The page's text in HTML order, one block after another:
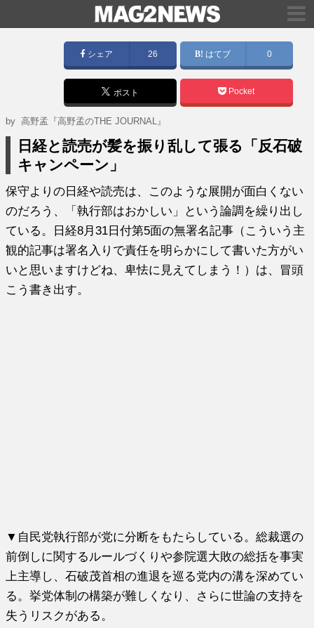
シェア 26 はてブ 0
ポスト Pocket
by高野孟『高野孟のTHE JOURNAL』
日経と読売が髪を振り乱して張る「反石破
キャンペーン」
保守よりの日経や読売は、このような展開が面白くない
のだろう、「執行部はおかしい」という論調を繰り出し
ている。日経8月31日付第5面の無署名記事（こういう主
観的記事は署名入りで責任を明らかにして書いた方がい
いと思いますけどね、卑怯に見えてしまう！）は、冒頭
こう書き出す。
▼自民党執行部が党に分断をもたらしている。総裁選の
前倒しに関するルールづくりや参院選大敗の総括を事実
上主導し、石破茂首相の進退を巡る党内の溝を深めてい
る。挙党体制の構築が難しくなり、さらに世論の支持を
失うリスクがある。